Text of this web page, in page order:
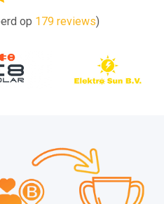
op 179 reviews)